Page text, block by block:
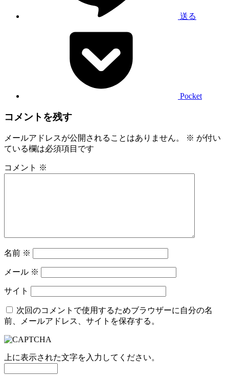
送る
Pocket
コメントを残す
メールアドレスが公開されることはありません。 ※ が付い
ている欄は必須項目です
コメント ※
名前 ※
メール ※
サイト
次回のコメントで使用するためブラウザーに自分の名
前、メールアドレス、サイトを保存する。
上に表示された文字を入力してください。